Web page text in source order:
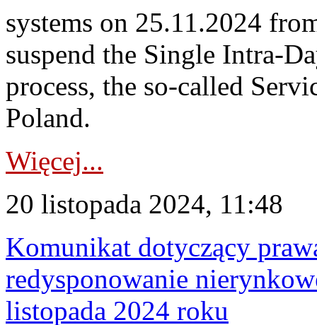
systems on 25.11.2024
suspend the Single Intra-
process, the so-called
Poland.
Więcej...
20 listopada 2024, 11:48
Komunikat dotyczący
redysponowanie
listopada 2024 roku